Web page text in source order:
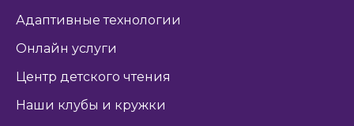
Адаптивные технологии
Онлайн услуги
Центр детского чтения
Наши клубы и кружки